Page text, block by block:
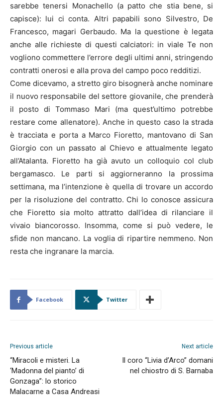
sarebbe tenersi Monachello (a patto che stia bene, si
capisce): lui ci conta. Altri papabili sono Silvestro, De
Francesco, magari Gerbaudo. Ma la questione è legata
anche alle richieste di questi calciatori: in viale Te non
vogliono commettere l’errore degli ultimi anni, stringendo
contratti onerosi e alla prova del campo poco redditizi.
Come dicevamo, a stretto giro bisognerà anche nominare
il nuovo responsabile del settore giovanile, che prenderà
il posto di Tommaso Mari (ma quest’ultimo potrebbe
restare come allenatore). Anche in questo caso la strada
è tracciata e porta a Marco Fioretto, mantovano di San
Giorgio con un passato al Chievo e attualmente legato
all’Atalanta. Fioretto ha già avuto un colloquio col club
bergamasco. Le parti si aggiorneranno la prossima
settimana, ma l’intenzione è quella di trovare un accordo
per la risoluzione del contratto. Chi lo conosce assicura
che Fioretto sia molto attratto dall’idea di rilanciare il
vivaio biancorosso. Insomma, come si può vedere, le
sfide non mancano. La voglia di ripartire nemmeno. Non
resta che ingranare la marcia.
Facebook Twitter
Previous article
“Miracoli e misteri. La
‘Madonna del pianto’ di
Gonzaga”: lo storico
Malacarne a Casa Andreasi
Next article
Il coro “Livia d’Arco” domani
nel chiostro di S. Barnaba